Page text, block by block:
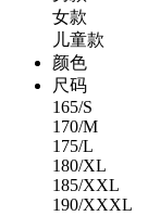
女款
儿童款
颜色
尺码
165/S
170/M
175/L
180/XL
185/XXL
190/XXXL